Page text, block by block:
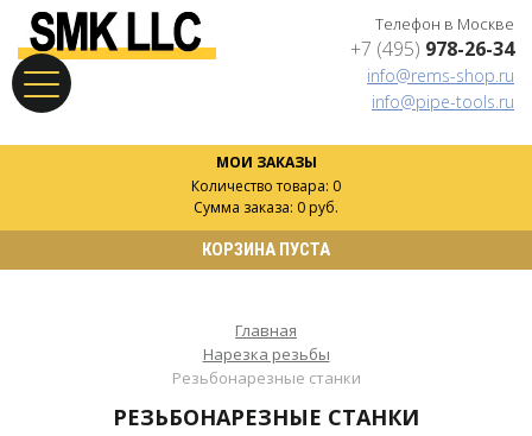
Телефон в Москве
+7 (495) 978-26-34
info@rems-shop.ru
info@pipe-tools.ru
МОИ ЗАКАЗЫ
Количество товара: 0
Сумма заказа: 0 руб.
КОРЗИНА ПУСТА
Главная
Нарезка резьбы
Резьбонарезные станки
РЕЗЬБОНАРЕЗНЫЕ СТАНКИ